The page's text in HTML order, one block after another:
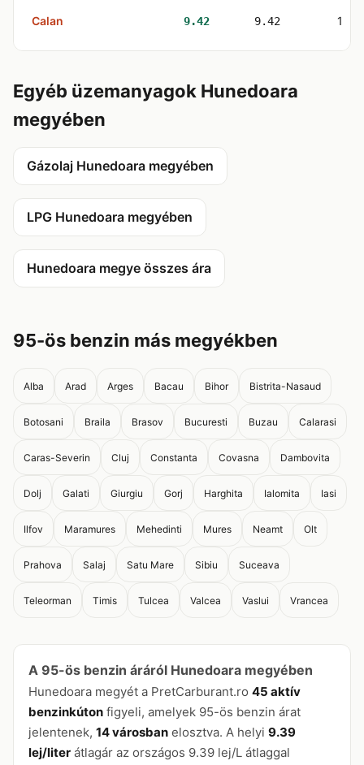
Calan 9.42 9.42 1
Egyéb üzemanyagok Hunedoara
megyében
Gázolaj Hunedoara megyében
LPG Hunedoara megyében
Hunedoara megye összes ára
95-ös benzin más megyékben
Alba Arad Arges Bacau Bihor Bistrita-Nasaud
Botosani Braila Brasov Bucuresti Buzau Calarasi
Caras-Severin Cluj Constanta Covasna Dambovita
Dolj Galati Giurgiu Gorj Harghita Ialomita Iasi
Ilfov Maramures Mehedinti Mures Neamt Olt
Prahova Salaj Satu Mare Sibiu Suceava
Teleorman Timis Tulcea Valcea Vaslui Vrancea
A 95-ös benzin áráról Hunedoara megyében
Hunedoara megyét a PretCarburant.ro 45 aktív
benzinkúton figyeli, amelyek 95-ös benzin árat
jelentenek, 14 városban elosztva. A helyi 9.39
lej/liter átlagár az országos 9.39 lej/L átlaggal